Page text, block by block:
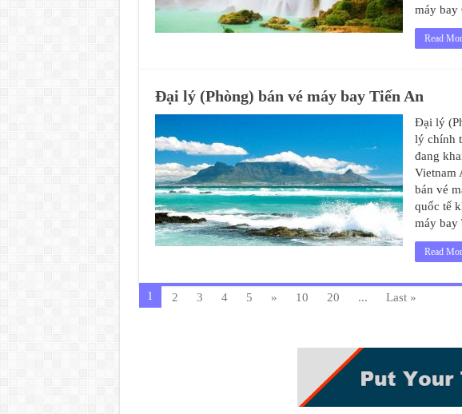
máy
Read
Đại lý (Phòng) bán vé máy bay Tiến An
Đại lý
lý chính
đang
Vietnam
bán vé
quốc tế
máy
Read
1 2 3 4 5 » 10 20 ... Last »